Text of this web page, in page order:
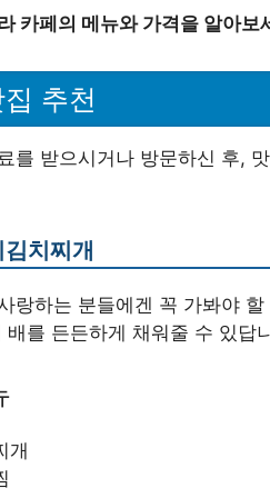
카페의 메뉴와 가격을 알아보
추천
를 받으시거나 방문하신 후,
김치찌개
랑하는 분들에겐 꼭 가봐야
배를 든든하게 채워줄 수 있답
개